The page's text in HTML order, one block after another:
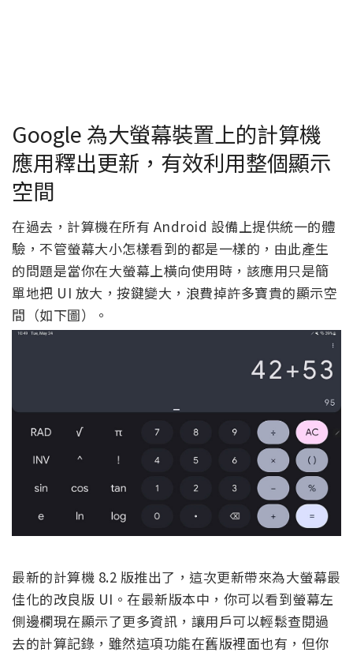
Google 為大螢幕裝置上的計算機
應用釋出更新，有效利用整個顯示
空間
在過去，計算機在所有 Android 設備上提供統一的體
驗，不管螢幕大小怎樣看到的都是一樣的，由此產生
的問題是當你在大螢幕上橫向使用時，該應用只是簡
單地把 UI 放大，按鍵變大，浪費掉許多寶貴的顯示空
間（如下圖）。
最新的計算機 8.2 版推出了，這次更新帶來為大螢幕最
佳化的改良版 UI。在最新版本中，你可以看到螢幕左
側邊欄現在顯示了更多資訊，讓用戶可以輕鬆查閱過
去的計算記錄，雖然這項功能在舊版裡面也有，但你